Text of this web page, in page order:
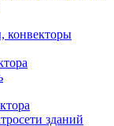
конвекторы